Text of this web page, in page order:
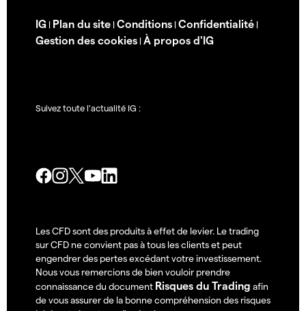
IG | Plan du site | Conditions | Confidentialité |
Gestion des cookies | À propos d'IG
Suivez toute l'actualité IG :
Les CFD sont des produits à effet de levier. Le trading
sur CFD ne convient pas à tous les clients et peut
engendrer des pertes excédant votre investissement.
Nous vous remercions de bien vouloir prendre
connaissance du document Risques du Trading afin
de vous assurer de la bonne compréhension des risques